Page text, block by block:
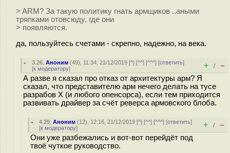
> ARM? За такую политику гнать армщиков ..аными
тряпками отовсюду, где они
> появляются.
да, пользуйтесь счетами - скрепно, надежно, на века.
3.26 ,Аноним (49), 11:34, 21/12/2019 [^] [^^] [^^^] [ответить]
[к модератору] + / –
А разве я сказал про отказ от архитектуры арм? Я
сказал, что представителю арм нечего делать на тусе
разрабов X (и любого опенсорса), если тем приходится
развивать драйвер за счёт реверса армовского блоба.
4.29 ,Аноним (12), 12:16, 21/12/2019 [^] [^^] [^^^] [ответить]
[к модератору] + / –
Они уже разбежались и вот-вот перейдёт под
твоё чуткое руководство.